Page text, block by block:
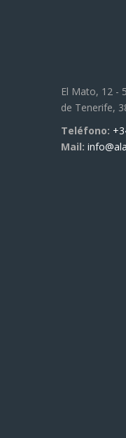
El Mato, 12 -
de Tenerife,
Teléfono:
Mail: